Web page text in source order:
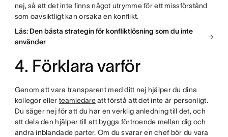
nej, så att det inte finns något utrymme för ett missförstånd
som oavsiktligt kan orsaka en konflikt.
Läs: Den bästa strategin för konfliktlösning som du inte
använder
4. Förklara varför
Genom att vara transparent med ditt nej hjälper du dina
kollegor eller teamledareatt förstå att det inte är personligt.
Du säger nej för att du har en verklig anledning till det, och
att dela den hjälper till att bygga förtroende mellan dig och
andra inblandade parter. Om du svarar en chef bör du vara